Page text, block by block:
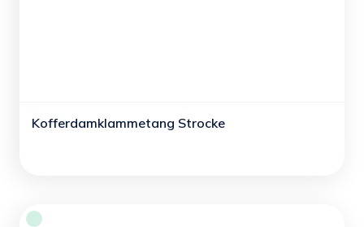
Kofferdamklammetang Strocke